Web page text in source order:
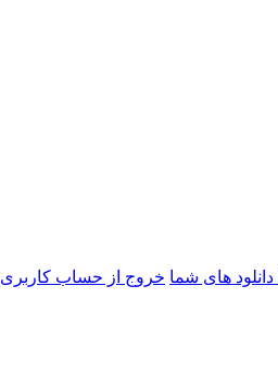
دانلود های شما خروج از حساب کاربری